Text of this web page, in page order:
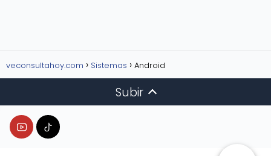
veconsultahoy.com Sistemas Android
Subir